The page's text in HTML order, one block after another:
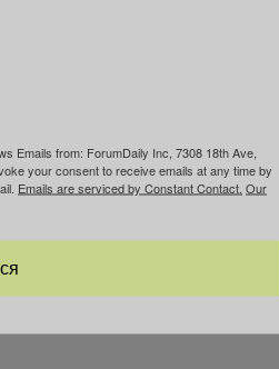
Emails from: ForumDaily Inc, 7308 18th Ave,
your consent to receive emails at any time by
Emails are serviced by Constant Contact. Our